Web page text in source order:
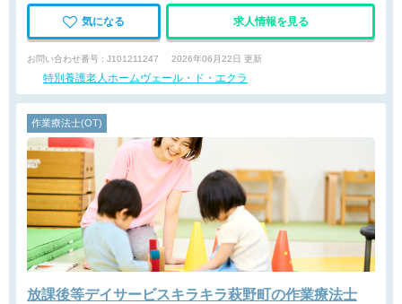
気になる 求人情報を見る
お問い合わせ番号 : J101211247 2026年06月22日 更新
特別養護老人ホームヴェール・ド・エクラ
作業療法士(OT)
放課後等デイサービスキラキラ萩野町の作業療法士